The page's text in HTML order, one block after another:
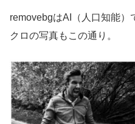
removebgはAI（人口知能）
クロの写真もこの通り。